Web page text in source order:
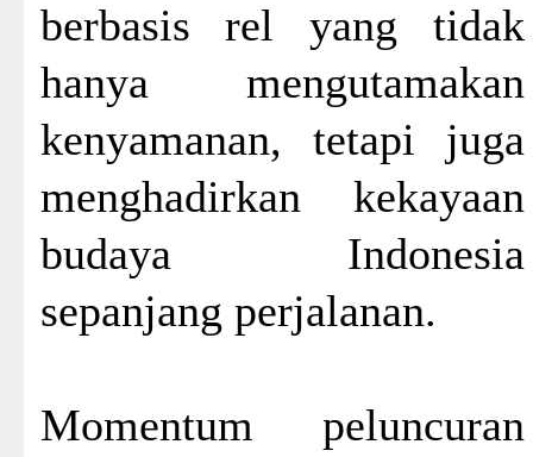
berbasis rel yang tidak
hanya mengutamakan
kenyamanan, tetapi juga
menghadirkan kekayaan
budaya Indonesia
sepanjang perjalanan.
Momentum peluncuran